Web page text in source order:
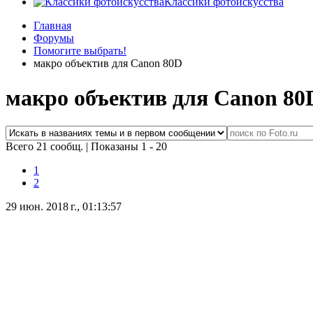
Главная
Форумы
Помогите выбрать!
макро объектив для Canon 80D
макро объектив для Canon
Всего 21 сообщ. | Показаны 1 - 20
1
2
29 июн. 2018 г., 01:13:57